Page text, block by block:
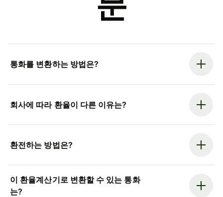
통화를 변환하는 방법은?
회사에 따라 환율이 다른 이유는?
환전하는 방법은?
이 환율계산기로 변환할 수 있는 통화
는?